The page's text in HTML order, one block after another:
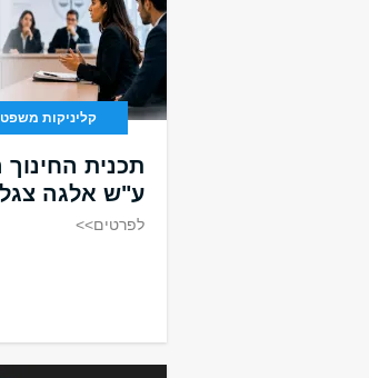
קליניקות
תכנית החינוך
ע"ש אלגה
לפרטים>>